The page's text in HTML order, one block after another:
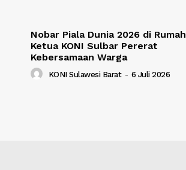
Nobar Piala Dunia 2026 di Rumah
Ketua KONI Sulbar Pererat
Kebersamaan Warga
KONI Sulawesi Barat - 6 Juli 2026